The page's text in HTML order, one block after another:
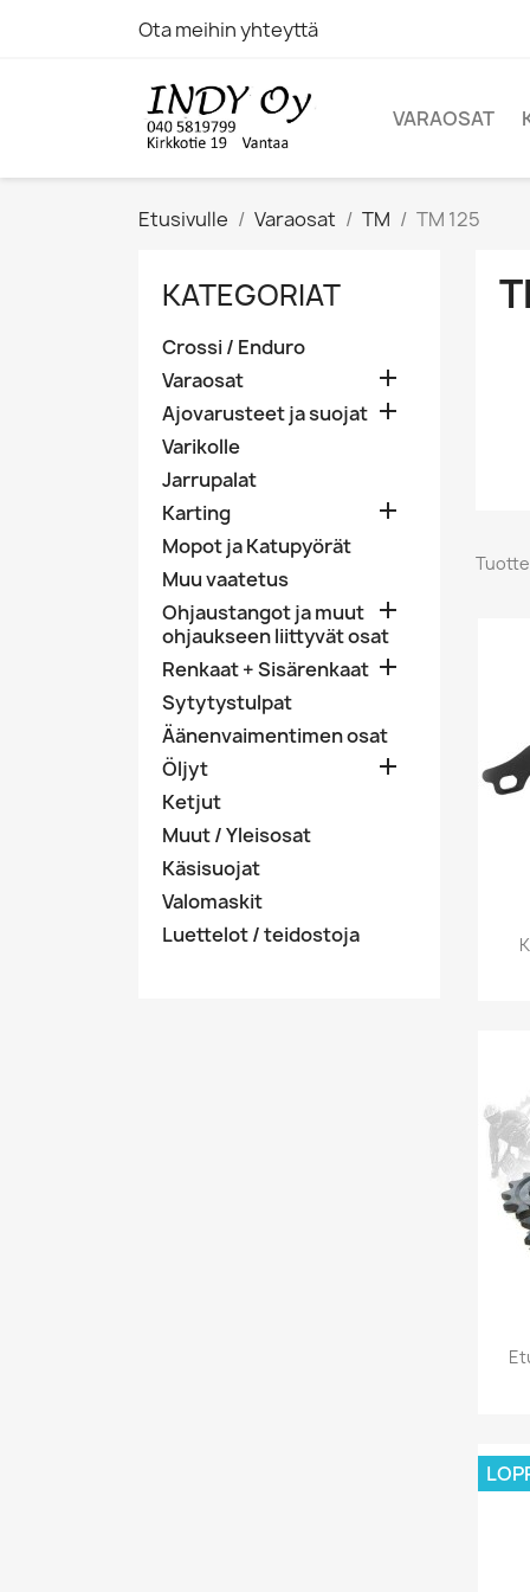
Ota meihin yhteyttä
VARAOSAT
Etusivulle Varaosat TM TM 125
KATEGORIAT
Crossi / Enduro
Varaosat

Ajovarusteet ja suojat 
Varikolle
Jarrupalat
Karting

Mopot ja Katupyörät
Muu vaatetus
Ohjaustangot ja muut
ohjaukseen liittyvät osat

Renkaat + Sisärenkaat 
Sytytystulpat
Äänenvaimentimen osat
Öljyt

Ketjut
Muut / Yleisosat
Käsisuojat
Valomaskit
Luettelot / teidostoja